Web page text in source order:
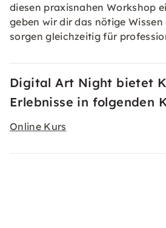
diesen praxisnahen Workshop
geben wir dir das nötige
sorgen gleichzeitig für
Digital Art Night bietet
Erlebnisse in folgenden
Online Kurs